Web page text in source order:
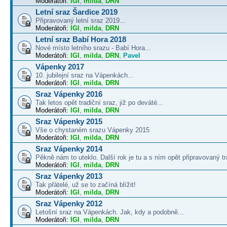
Letní sraz Šardice 2019
Připravovaný letní sraz 2019...
Moderátoři: IGI , milda, DRN
Letní sraz Babí Hora 2018
Nové místo letního srazu - Babí Hora...
Moderátoři: IGI , milda, DRN , Pavel
Vápenky 2017
10. jubilejní sraz na Vápenkách...
Moderátoři: IGI , milda, DRN
Sraz Vápenky 2016
Tak letos opět tradiční sraz, již po deváté...
Moderátoři: IGI , milda, DRN
Sraz Vápenky 2015
Vše o chystaném srazu Vápenky 2015
Moderátoři: IGI , milda, DRN
Sraz Vápenky 2014
Pěkně nám to uteklo. Další rok je tu a s ním opět připravovaný
Moderátoři: IGI , milda, DRN
Sraz Vápenky 2013
Tak přátelé, už se to začíná blížit!
Moderátoři: IGI , milda, DRN
Sraz Vápenky 2012
Letošní sraz na Vápenkách. Jak, kdy a podobně...
Moderátoři: IGI , milda, DRN